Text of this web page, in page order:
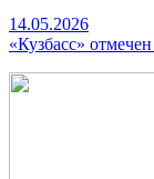
14.05.2026
«Кузбасс»